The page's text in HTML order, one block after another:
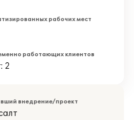
рабочих мест
работающих клиентов
2
внедрение/проект